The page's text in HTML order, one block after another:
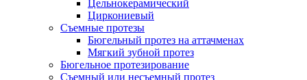
Цельнокерамический
Циркониевый
Съемные протезы
Бюгельный протез на аттачменах
Мягкий зубной протез
Бюгельное протезирование
Съемный или несъемный протез